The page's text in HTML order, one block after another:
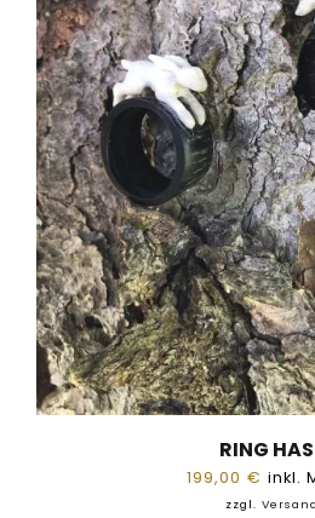
RING
199,00 € inkl.
zzgl. Versand